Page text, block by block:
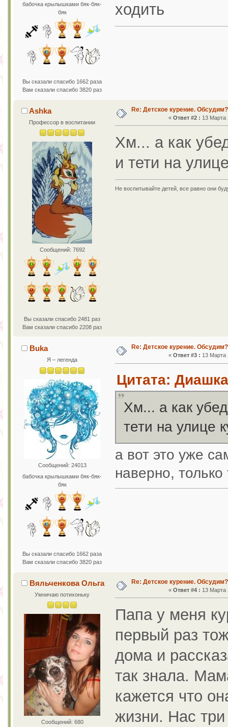
бабочка крылышками бяк-бяк-
бяк
Вы сказали спасибо 1662 раза
Вам сказали спасибо 3820 раз
ходить
Ashka
Профессор в воспитании
Сообщений: 7692
Вы сказали спасибо 2481 раз
Вам сказали спасибо 2208 раз
Re: Детское курение. Обсудим?
«Ответ #2 : 13 Марта
Хм... а как
и тети на
Не воспитывайте детей, все равно они
Buka
Я – легенда
Сообщений: 24013
бабочка крылышками бяк-бяк-
бяк
Вы сказали спасибо 1662 раза
Вам сказали спасибо 3820 раз
Re: Детское курение. Обсудим?
«Ответ #3 : 13 Марта
Цитата:
Хм... а как
тети на улице
а вот это уже
наверно,
Вяльченкова Ольга
Умничаю потихоньку
Сообщений: 680
Re: Детское курение. Обсудим?
«Ответ #4 : 13 Марта
Папа у меня
первый раз
дома и
так знала.
кажется что
жизни. Нас